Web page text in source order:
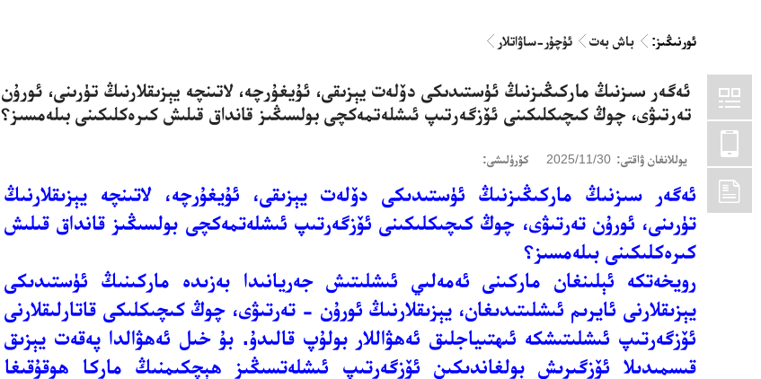
ئورنىڭىز: باش بەت ئۇچۇر-ساۋاتلار
ئەگەر سىزنىڭ ماركىڭىزنىڭ ئۈستىدىكى دۆلەت يېزىقى، ئۇيغۇرچە، لاتىنچە يېزىقلارنىڭ تۈرىنى، ئورۇن
تەرتىۋى، چوڭ كىچىكلىكىنى ئۆزگەرتىپ ئىشلەتمەكچى بولسىڭىز قانداق قىلىش كىرەكلىكىنى بىلەمسىز؟
يوللانغان ۋاقتى: 2025/11/30 كۆرۈلىشى:
ئەگەر سىزنىڭ ماركىڭىزنىڭ ئۈستىدىكى دۆلەت يېزىقى، ئۇيغۇرچە، لاتىنچە يېزىقلارنىڭ
تۈرىنى، ئورۇن تەرتىۋى، چوڭ كىچىكلىكىنى ئۆزگەرتىپ ئىشلەتمەكچى بولسىڭىز قانداق قىلىش
كىرەكلىكىنى بىلەمسىز؟
رويخەتكە ئېلىنغان ماركىنى ئەمەلىي ئىشلىتىش جەريانىدا بەزىدە ماركىنىڭ ئۈستىدىكى
يېزىقلارنى ئايرىم ئىشلىتىدىغان، يېزىقلارنىڭ ئورۇن - تەرتىۋى، چوڭ كىچىكلىكى قاتارلىقلارنى
ئۆزگەرتىپ ئىشلىتىشكە ئىھتىياجلىق ئەھۋاللار بولۇپ قالىدۇ. بۇ خىل ئەھۋالدا پەقەت يېزىق
قىسمىدىلا ئۆزگىرىش بولغاندىكىن ئۆزگەرتىپ ئىشلەتسىڭىز ھېچكىمنىڭ ماركا ھوقۇقىغا